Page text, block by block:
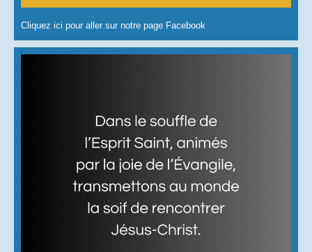
Cliquez ici pour aller sur notre page Facebook